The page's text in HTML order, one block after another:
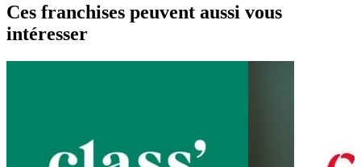
Ces franchises peuvent aussi vous
intéresser